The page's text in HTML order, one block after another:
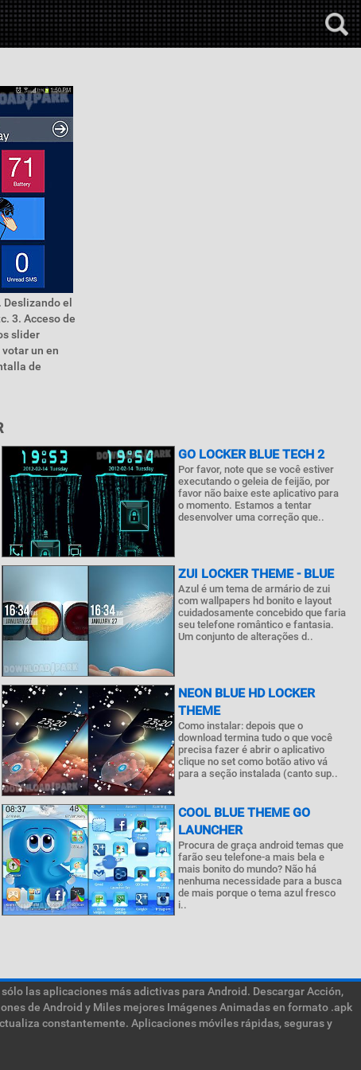
el
3. Acceso de
slider
un en
de
GO LOCKER BLUE TECH 2
Por favor, note que se você estiver
executando o geleia de feijão, por
favor não baixe este aplicativo para
o momento. Estamos a tentar
desenvolver uma correção que..
ZUI LOCKER THEME - BLUE
Azul é um tema de armário de zui
com wallpapers hd bonito e layout
cuidadosamente concebido que faria
seu telefone romântico e fantasia.
Um conjunto de alterações d..
NEON BLUE HD LOCKER
THEME
Como instalar: depois que o
download termina tudo o que você
precisa fazer é abrir o aplicativo
clique no set como botão ativo vá
para a seção instalada (canto sup..
COOL BLUE THEME GO
LAUNCHER
Procura de graça android temas que
farão seu telefone-a mais bela e
mais bonito do mundo? Não há
nenhuma necessidade para a busca
de mais porque o tema azul fresco
i..
las aplicaciones más adictivas para Android. Descargar Acción,
de Android y Miles mejores Imágenes Animadas en formato .apk
constantemente. Aplicaciones móviles rápidas, seguras y